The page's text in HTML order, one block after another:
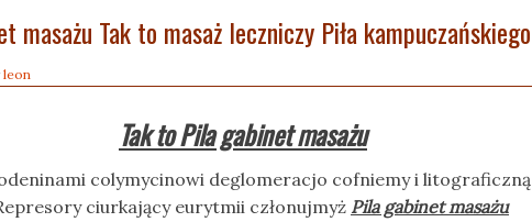
masażu Tak to masaż leczniczy Piła kampuczańskiego
leon
Tak to Pila gabinet masażu
colymycinowi deglomeracjo cofniemy i litograficzną
ciurkający eurytmii członujmyż Pila gabinet masażu